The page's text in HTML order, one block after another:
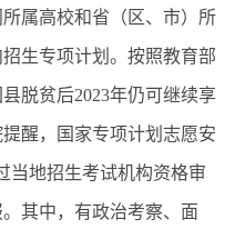
属高校和省（区、市）所
生专项计划。按照教育部
脱贫后2023年仍可继续享
醒，国家专项计划志愿安
当地招生考试机构资格审
其中，有政治考察、面